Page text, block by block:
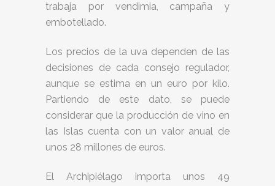
trabaja por vendimia, campaña y
embotellado.
Los precios de la uva dependen de las
decisiones de cada consejo regulador,
aunque se estima en un euro por kilo.
Partiendo de este dato, se puede
considerar que la producción de vino en
las Islas cuenta con un valor anual de
unos 28 millones de euros.
El Archipiélago importa unos 49